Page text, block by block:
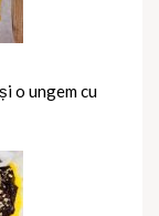
o ungem cu